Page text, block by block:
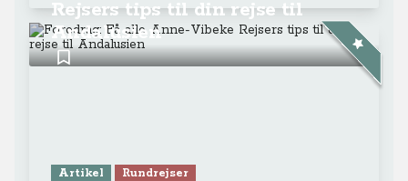
Rejsers tips til din rejse til
Andalusien
Artikel Rundrejser